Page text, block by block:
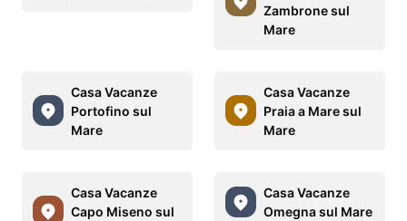
Zambrone sul
Mare
Casa Vacanze
Portofino sul
Mare
Casa Vacanze
Praia a Mare sul
Mare
Casa Vacanze
Capo Miseno sul
Casa Vacanze
Omegna sul Mare